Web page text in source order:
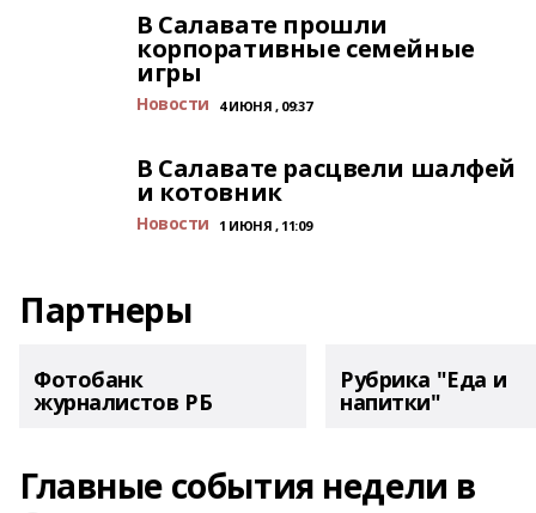
В Салавате прошли
корпоративные семейные
игры
Новости 4 ИЮНЯ , 09:37
В Салавате расцвели шалфей
и котовник
Новости 1 ИЮНЯ , 11:09
Партнеры
Фотобанк
журналистов РБ
Рубрика "Еда и
напитки"
Главные события недели в